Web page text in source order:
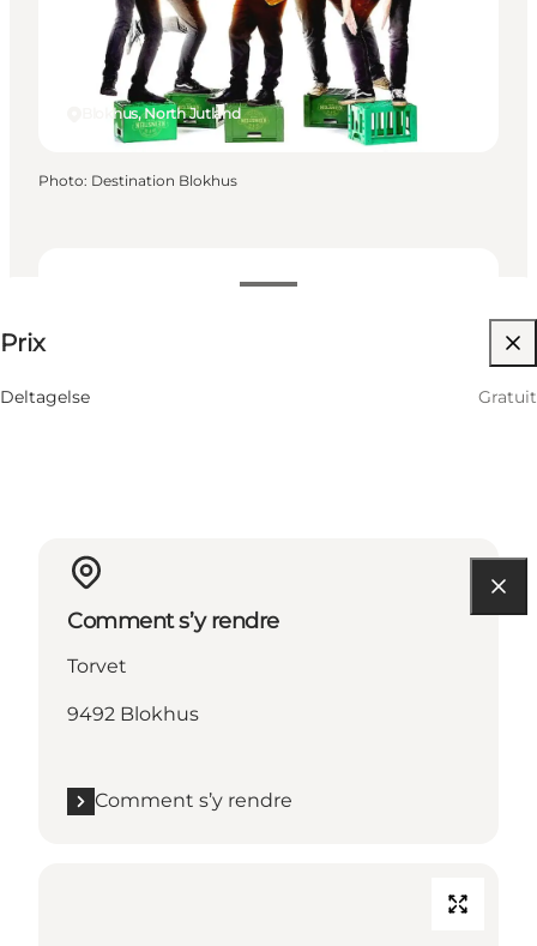
Prix
Deltagelse Gratuit
Blokhus, North Jutland
Photo: Destination Blokhus
Comment s’y rendre
Torvet
9492 Blokhus
Comment s’y rendre